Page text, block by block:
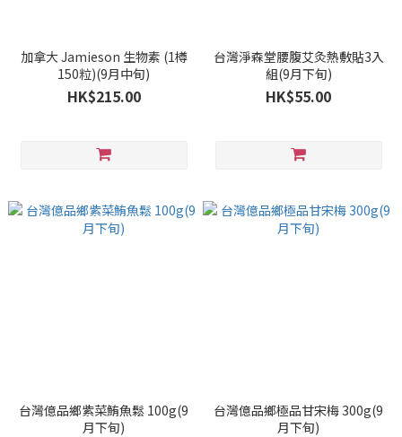
加拿大 Jamieson 生物素 (1樽
150粒)(9月中旬)
HK$215.00
台灣淨森堂腰腹艾灸熱敷貼3入
組(9月下旬)
HK$55.00
台灣億品鄉紫菜鮪魚鬆 100g(9
月下旬)
台灣億品鄉極品甘宋梅 300g(9
月下旬)